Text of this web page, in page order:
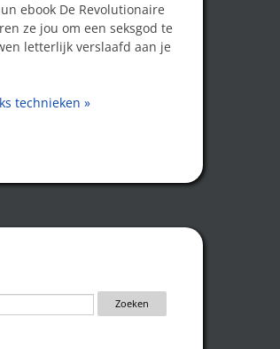
ebook De Revolutionaire
ze jou om een seksgod te
letterlijk verslaafd aan je
technieken »